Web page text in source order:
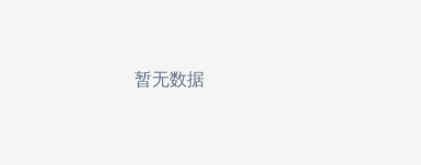
暂无数据